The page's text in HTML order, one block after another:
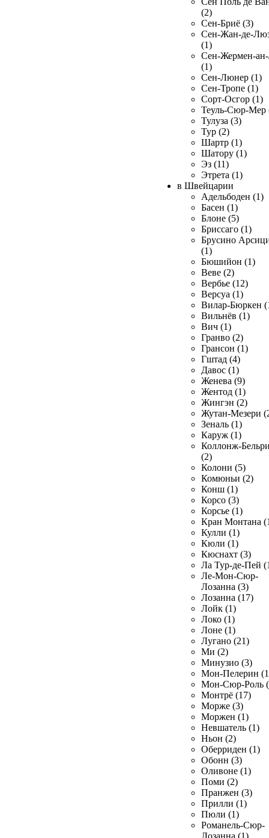
(2)
Сен-Бриё (3)
Сен-Жан-де-
(1)
Сен-Жермен-
(1)
Сен-Люнер (1)
Сен-Тропе (1)
Сорт-Осгор (1)
Теуль-Сюр-Мер
Тулуза (3)
Тур (2)
Шартр (1)
Шатору (1)
Эз (11)
Этрета (1)
в Швейцарии
Адельбоден (1)
Басен (1)
Блоне (5)
Бриссаго (1)
Брусино
(1)
Бюшийон (1)
Веве (2)
Вербье (12)
Версуа (1)
Вилар-Бюркен
Вильнёв (1)
Вич (1)
Гранво (2)
Грансон (1)
Гштад (4)
Давос (1)
Женева (9)
Жентод (1)
Жингэн (2)
Жутан-Мезери
Зеналь (1)
Каруж (1)
Коллонж-
(2)
Колони (5)
Комюньи (2)
Конш (1)
Корсо (3)
Корсье (1)
Кран Монтана
Кулли (1)
Кюли (1)
Кюснахт (3)
Ла Тур-де-Пей
Ле-Мон-Сюр-
Лозанна (3)
Лозанна (17)
Лойк (1)
Локо (1)
Лоне (1)
Лугано (21)
Ми (2)
Минузио (3)
Мон-Пелерин
Мон-Сюр-Роль
Монтрё (17)
Морже (3)
Моржен (1)
Невшатель (1)
Ньон (2)
Оберриден (1)
Обонн (3)
Оливоне (1)
Поми (2)
Пранжен (3)
Прилли (1)
Пюли (1)
Романель-Сюр-
Лозанна (1)